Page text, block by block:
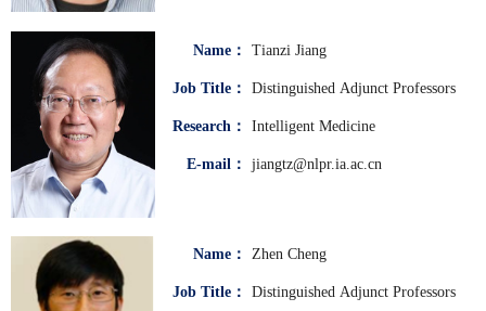
Name： Tianzi Jiang
Job Title： Distinguished Adjunct Professors
Research： Intelligent Medicine
E-mail： jiangtz@nlpr.ia.ac.cn
Name： Zhen Cheng
Job Title： Distinguished Adjunct Professors